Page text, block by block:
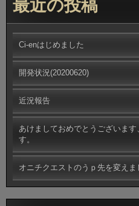
最近の投稿
Ci-enはじめました
開発状況(20200620)
近況報告
あけましておめでとうございま
す。
オニチクエストのうｐ先を変えま